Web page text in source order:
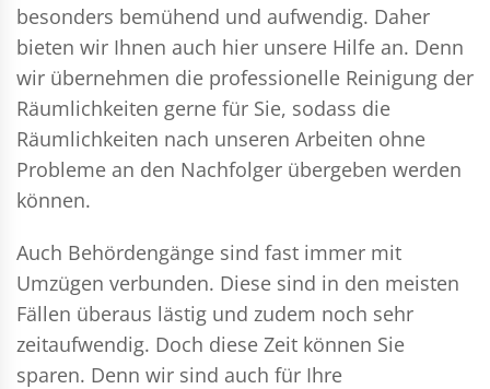
besonders bemühend und aufwendig. Daher
bieten wir Ihnen auch hier unsere Hilfe an. Denn
wir übernehmen die professionelle Reinigung der
Räumlichkeiten gerne für Sie, sodass die
Räumlichkeiten nach unseren Arbeiten ohne
Probleme an den Nachfolger übergeben werden
können.
Auch Behördengänge sind fast immer mit
Umzügen verbunden. Diese sind in den meisten
Fällen überaus lästig und zudem noch sehr
zeitaufwendig. Doch diese Zeit können Sie
sparen. Denn wir sind auch für Ihre